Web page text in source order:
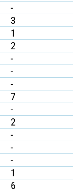
-
3
1
2
-
-
-
7
-
2
-
-
-
1
6